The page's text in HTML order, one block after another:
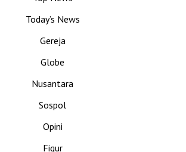
Today’s News
Gereja
Globe
Nusantara
Sospol
Opini
Figur